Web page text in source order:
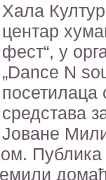
Хала
центар
фест“, у
„Dance N
средстава
Јоване